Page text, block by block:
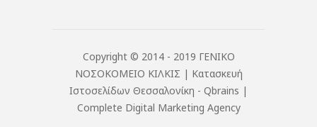
Copyright © 2014 - 2019 ΓΕΝΙΚΟ
ΝΟΣΟΚΟΜΕΙΟ ΚΙΛΚΙΣ | Κατασκευή
Ιστοσελίδων Θεσσαλονίκη - Qbrains |
Complete Digital Marketing Agency